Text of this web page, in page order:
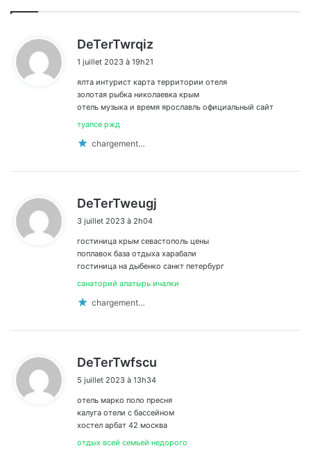
DeTerTwrqiz
:
1 juillet 2023 à 19h21
ялта интурист карта территории отеля
золотая рыбка николаевка крым
отель музыка и время ярославль официальный сайт
туапсе ржд
chargement…
DeTerTweugj
:
3 juillet 2023 à 2h04
гостиница крым севастополь цены
поплавок база отдыха харабали
гостиница на дыбенко санкт петербург
санаторий алатырь ичалки
chargement…
DeTerTwfscu
:
5 juillet 2023 à 13h34
отель марко поло пресня
калуга отели с бассейном
хостел арбат 42 москва
отдых всей семьей недорого